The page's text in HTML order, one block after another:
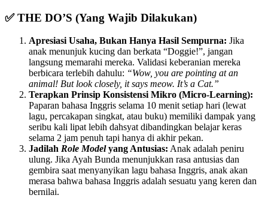
✅ THE DO’S (Yang Wajib Dilakukan)
Apresiasi Usaha, Bukan Hanya Hasil Sempurna: Jika
anak menunjuk kucing dan berkata “Doggie!”, jangan
langsung memarahi mereka. Validasi keberanian mereka
berbicara terlebih dahulu: “Wow, you are pointing at an
animal! But look closely, it says meow. It’s a Cat.”
Terapkan Prinsip Konsistensi Mikro (Micro-Learning):
Paparan bahasa Inggris selama 10 menit setiap hari (lewat
lagu, percakapan singkat, atau buku) memiliki dampak yang
seribu kali lipat lebih dahsyat dibandingkan belajar keras
selama 2 jam penuh tapi hanya di akhir pekan.
Jadilah Role Modelyang Antusias: Anak adalah peniru
ulung. Jika Ayah Bunda menunjukkan rasa antusias dan
gembira saat menyanyikan lagu bahasa Inggris, anak akan
merasa bahwa bahasa Inggris adalah sesuatu yang keren dan
bernilai.